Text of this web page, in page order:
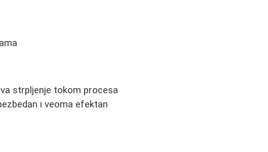
strpljenje tokom procesa
i veoma efektan